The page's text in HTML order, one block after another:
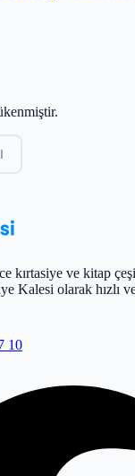
kırtasiye ve kitap
Kalesi olarak hızlı
10